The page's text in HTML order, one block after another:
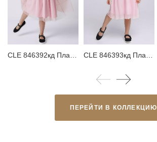
ПЕРЕЙТИ В КОЛЛЕКЦИЮ